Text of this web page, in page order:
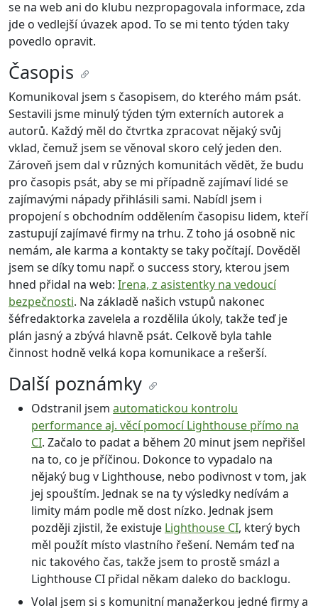
se na web ani do klubu nezpropagovala informace, zda
jde o vedlejší úvazek apod. To se mi tento týden taky
povedlo opravit.
Časopis
Komunikoval jsem s časopisem, do kterého mám psát.
Sestavili jsme minulý týden tým externích autorek a
autorů. Každý měl do čtvrtka zpracovat nějaký svůj
vklad, čemuž jsem se věnoval skoro celý jeden den.
Zároveň jsem dal v různých komunitách vědět, že budu
pro časopis psát, aby se mi případně zajímaví lidé se
zajímavými nápady přihlásili sami. Nabídl jsem i
propojení s obchodním oddělením časopisu lidem, kteří
zastupují zajímavé firmy na trhu. Z toho já osobně nic
nemám, ale karma a kontakty se taky počítají. Dověděl
jsem se díky tomu např. o success story, kterou jsem
hned přidal na web: Irena, z asistentky na vedoucí
bezpečnosti. Na základě našich vstupů nakonec
šéfredaktorka zavelela a rozdělila úkoly, takže teď je
plán jasný a zbývá hlavně psát. Celkově byla tahle
činnost hodně velká kopa komunikace a rešerší.
Další poznámky
Odstranil jsem automatickou kontrolu
performance aj. věcí pomocí Lighthouse přímo na
CI. Začalo to padat a během 20 minut jsem nepřišel
na to, co je příčinou. Dokonce to vypadalo na
nějaký bug v Lighthouse, nebo podivnost v tom, jak
jej spouštím. Jednak se na ty výsledky nedívám a
limity mám podle mě dost nízko. Jednak jsem
později zjistil, že existuje Lighthouse CI, který bych
měl použít místo vlastního řešení. Nemám teď na
nic takového čas, takže jsem to prostě smázl a
Lighthouse CI přidal někam daleko do backlogu.
Volal jsem si s komunitní manažerkou jedné firmy a